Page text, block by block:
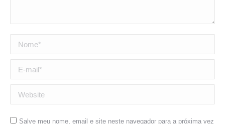
Nome *
E-mail *
Website
Salve meu nome, email e site neste navegador para a próxima vez